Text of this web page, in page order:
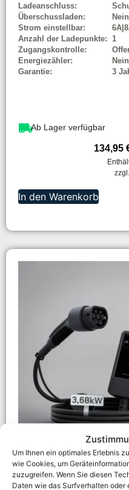
Um Ihnen ein optimales Erlebnis
wie Cookies, um
zuzugreifen. Wenn Sie diesen
Daten wie das Surfverhalten oder
Ladeanschluss:
Überschussladen:
Nein
Strom einstellbar:
Anzahl der Ladepunkte:
1
Zugangskontrolle:
Energiezähler:
Nein
Garantie:
3
Ab Lager verfügbar
134,95
zzgl.
In den Warenkorb
dé Ladekabel Typ 2
Kabelhalter & LCD